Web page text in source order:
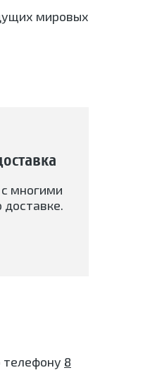
мировых
многими
телефону 8